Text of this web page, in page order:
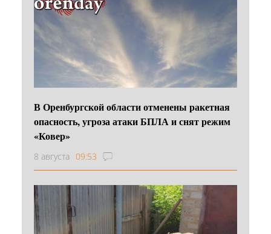
В Оренбургской области отменены ракетная
опасность, угроза атаки БПЛА и снят режим
«Ковер»
8 августа 09:53